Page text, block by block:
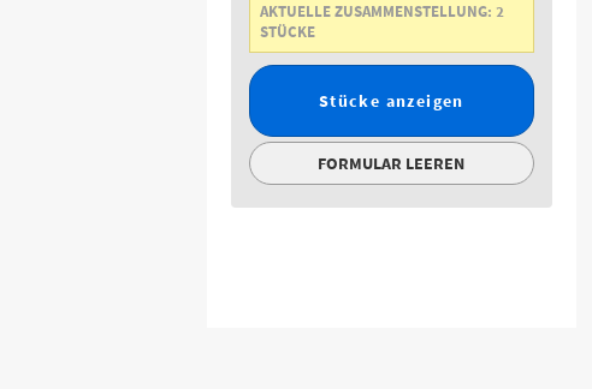
AKTUELLE ZUSAMMENSTELLUNG: 2
STÜCKE
Stücke anzeigen
FORMULAR LEEREN